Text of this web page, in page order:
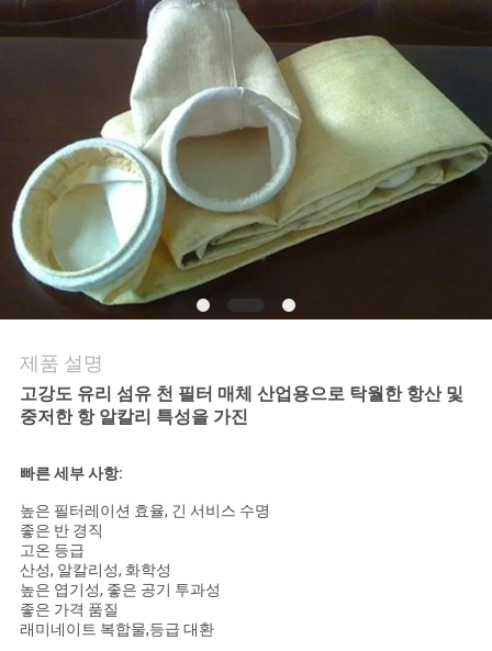
문
기
조
회
요
청
하
다
사
이
제품 설명
고강도 유리 섬유 천 필터 매체 산업용으로 탁월한 항산 및
중저한 항 알칼리 특성을 가진
빠른 세부 사항:
높은 필터레이션 효율, 긴 서비스 수명
좋은 반 경직
고온 등급
산성, 알칼리성, 화학성
높은 엽기성, 좋은 공기 투과성
좋은 가격 품질
래미네이트 복합물,등급 대환